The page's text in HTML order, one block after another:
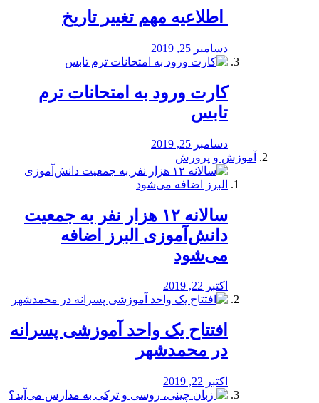
️ اطلاعیه مهم تغییر تاریخ
دسامبر 25, 2019
کارت ورود به امتحانات ترم
تابس
دسامبر 25, 2019
آموزش و پرورش
️سالانه ۱۲ هزار نفر به جمعیت
دانش‌آموزی البرز اضافه
می‌شود
اکتبر 22, 2019
افتتاح یک واحد آموزشی پسرانه
در محمدشهر
اکتبر 22, 2019